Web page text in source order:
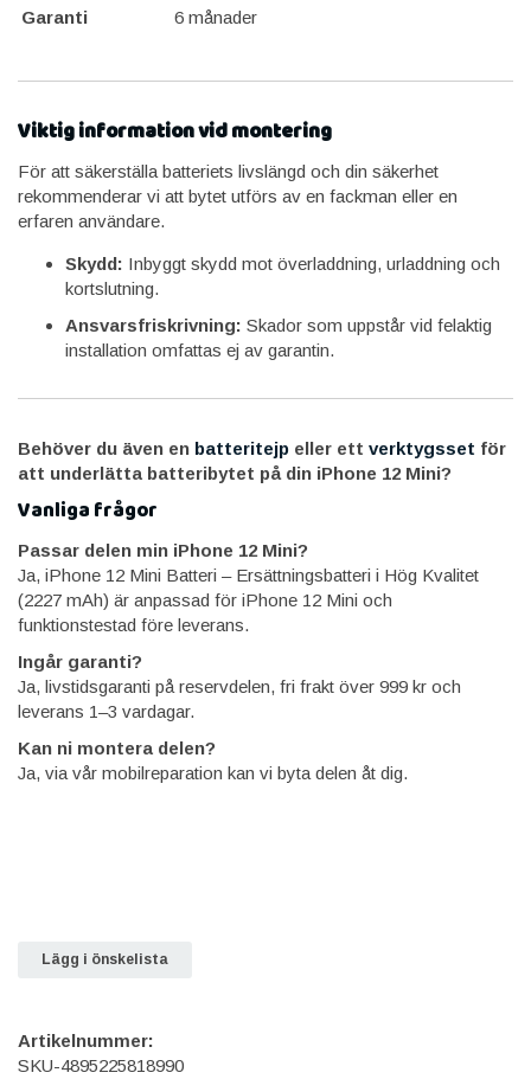
Garanti 6 månader
Viktig information vid montering
För att säkerställa batteriets livslängd och din säkerhet
rekommenderar vi att bytet utförs av en fackman eller en
erfaren användare.
Skydd: Inbyggt skydd mot överladdning, urladdning och
kortslutning.
Ansvarsfriskrivning: Skador som uppstår vid felaktig
installation omfattas ej av garantin.
Behöver du även en batteritejp eller ett verktygsset för
att underlätta batteribytet på din iPhone 12 Mini?
Vanliga frågor
Passar delen min iPhone 12 Mini?
Ja, iPhone 12 Mini Batteri – Ersättningsbatteri i Hög Kvalitet
(2227 mAh) är anpassad för iPhone 12 Mini och
funktionstestad före leverans.
Ingår garanti?
Ja, livstidsgaranti på reservdelen, fri frakt över 999 kr och
leverans 1–3 vardagar.
Kan ni montera delen?
Ja, via vår mobilreparation kan vi byta delen åt dig.
Lägg i önskelista
Artikelnummer:
SKU-4895225818990